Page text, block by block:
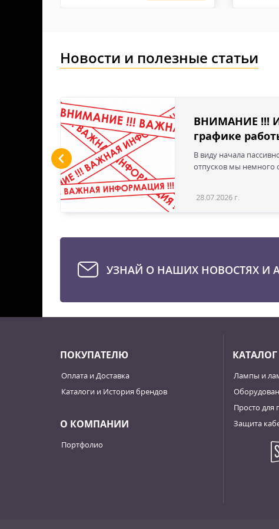
Новости и полезные статьи
ВНИМАНИЕ !!!
графике
В виду начала
отпусков мы немного
28.07.2026 г.
УЗНАЙ О НАШИХ НОВОСТЯХ И
ПОКУПАТЕЛЮ
Оплата и Доставка
Каталоги и История брендов
О КОМПАНИИ
Портфолио
КАТАЛОГ
Лампы и
Просто для
Защита